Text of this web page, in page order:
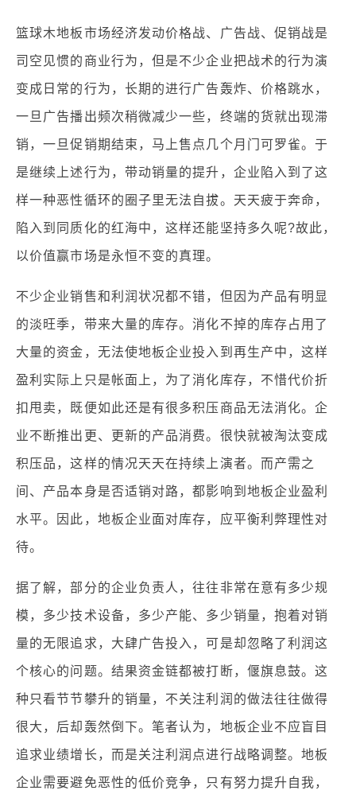
篮球木地板市场经济发动价格战、广告战、促销战是
司空见惯的商业行为，但是不少企业把战术的行为演
变成日常的行为，长期的进行广告轰炸、价格跳水，
一旦广告播出频次稍微减少一些，终端的货就出现滞
销，一旦促销期结束，马上售点几个月门可罗雀。于
是继续上述行为，带动销量的提升，企业陷入到了这
样一种恶性循环的圈子里无法自拔。天天疲于奔命，
陷入到同质化的红海中，这样还能坚持多久呢?故此，
以价值赢市场是永恒不变的真理。
不少企业销售和利润状况都不错，但因为产品有明显
的淡旺季，带来大量的库存。消化不掉的库存占用了
大量的资金，无法使地板企业投入到再生产中，这样
盈利实际上只是帐面上，为了消化库存，不惜代价折
扣甩卖，既便如此还是有很多积压商品无法消化。企
业不断推出更、更新的产品消费。很快就被淘汰变成
积压品，这样的情况天天在持续上演者。而产需之
间、产品本身是否适销对路，都影响到地板企业盈利
水平。因此，地板企业面对库存，应平衡利弊理性对
待。
据了解，部分的企业负责人，往往非常在意有多少规
模，多少技术设备，多少产能、多少销量，抱着对销
量的无限追求，大肆广告投入，可是却忽略了利润这
个核心的问题。结果资金链都被打断，偃旗息鼓。这
种只看节节攀升的销量，不关注利润的做法往往做得
很大，后却轰然倒下。笔者认为，地板企业不应盲目
追求业绩增长，而是关注利润点进行战略调整。地板
企业需要避免恶性的低价竞争，只有努力提升自我，